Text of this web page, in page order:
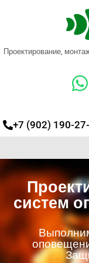
Проектирование,
+7 (902) 190-
систем